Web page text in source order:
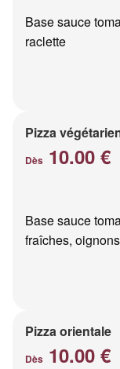
Base sauce
raclette
Pizza
Dès 10.00 €
Base sauce
fraîches,
Pizza orientale
Dès 10.00 €